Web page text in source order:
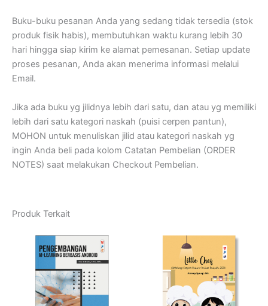
Buku-buku pesanan Anda yang sedang tidak tersedia (stok
produk fisik habis), membutuhkan waktu kurang lebih 30
hari hingga siap kirim ke alamat pemesanan. Setiap update
proses pesanan, Anda akan menerima informasi melalui
Email.
Jika ada buku yg jilidnya lebih dari satu, dan atau yg memiliki
lebih dari satu kategori naskah (puisi cerpen pantun),
MOHON untuk menuliskan jilid atau kategori naskah yg
ingin Anda beli pada kolom Catatan Pembelian (ORDER
NOTES) saat melakukan Checkout Pembelian.
Produk Terkait